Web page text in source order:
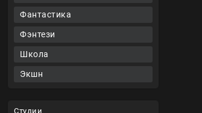
Фантастика
Фэнтези
Школа
Экшн
Студии